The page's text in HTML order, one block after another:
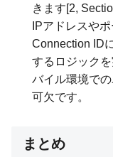
きます[2,
IPアドレスや
Connection ID
するロジック
バイル環境で
可欠です。
まとめ